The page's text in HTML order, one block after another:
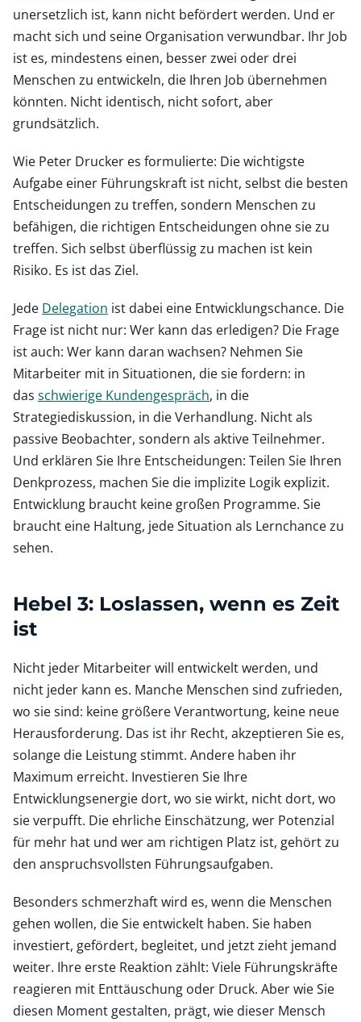
unersetzlich ist, kann nicht befördert werden. Und er
macht sich und seine Organisation verwundbar. Ihr Job
ist es, mindestens einen, besser zwei oder drei
Menschen zu entwickeln, die Ihren Job übernehmen
könnten. Nicht identisch, nicht sofort, aber
grundsätzlich.
Wie Peter Drucker es formulierte: Die wichtigste
Aufgabe einer Führungskraft ist nicht, selbst die besten
Entscheidungen zu treffen, sondern Menschen zu
befähigen, die richtigen Entscheidungen ohne sie zu
treffen. Sich selbst überflüssig zu machen ist kein
Risiko. Es ist das Ziel.
Jede Delegation ist dabei eine Entwicklungschance. Die
Frage ist nicht nur: Wer kann das erledigen? Die Frage
ist auch: Wer kann daran wachsen? Nehmen Sie
Mitarbeiter mit in Situationen, die sie fordern: in
das schwierige Kundengespräch, in die
Strategiediskussion, in die Verhandlung. Nicht als
passive Beobachter, sondern als aktive Teilnehmer.
Und erklären Sie Ihre Entscheidungen: Teilen Sie Ihren
Denkprozess, machen Sie die implizite Logik explizit.
Entwicklung braucht keine großen Programme. Sie
braucht eine Haltung, jede Situation als Lernchance zu
sehen.
Hebel 3: Loslassen, wenn es Zeit
ist
Nicht jeder Mitarbeiter will entwickelt werden, und
nicht jeder kann es. Manche Menschen sind zufrieden,
wo sie sind: keine größere Verantwortung, keine neue
Herausforderung. Das ist ihr Recht, akzeptieren Sie es,
solange die Leistung stimmt. Andere haben ihr
Maximum erreicht. Investieren Sie Ihre
Entwicklungsenergie dort, wo sie wirkt, nicht dort, wo
sie verpufft. Die ehrliche Einschätzung, wer Potenzial
für mehr hat und wer am richtigen Platz ist, gehört zu
den anspruchsvollsten Führungsaufgaben.
Besonders schmerzhaft wird es, wenn die Menschen
gehen wollen, die Sie entwickelt haben. Sie haben
investiert, gefördert, begleitet, und jetzt zieht jemand
weiter. Ihre erste Reaktion zählt: Viele Führungskräfte
reagieren mit Enttäuschung oder Druck. Aber wie Sie
diesen Moment gestalten, prägt, wie dieser Mensch